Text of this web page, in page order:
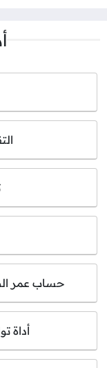
حساب عمر الطفل
أداة